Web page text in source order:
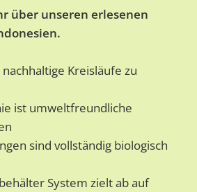
über unseren erlesenen
Kreisläufe zu
ist umweltfreundliche
sind vollständig biologisch
System zielt ab auf